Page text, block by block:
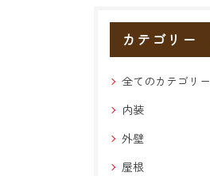
カテゴリー
全てのカテゴリー
内装
外壁
屋根